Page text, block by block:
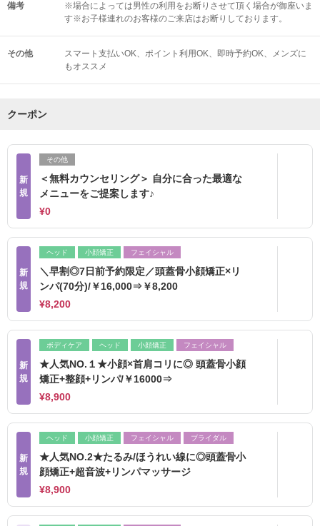
備考
※場合によっては男性の利用をお断りさせて頂く場合が御座いま
す※お子様連れのお客様のご来店はお断りしております。
その他 スマート支払いOK ポイント利用OK 即時予約OK
メンズに
もオススメ
クーポン
新
規
その他
＜無料カウンセリング＞ 自分に合った最適な
メニューをご提案します♪
¥0
新
規
ヘッド 小顔矯正 フェイシャル
＼早割◎7日前予約限定／頭蓋骨小顔矯正×リ
ンパ(70分)/￥16,000⇒￥8,200
¥8,200
新
規
ボディケア ヘッド 小顔矯正 フェイシャル
★人気NO.１★小顔×首肩コリに◎ 頭蓋骨小顔
矯正+整顔+リンパ/￥16000⇒
¥8,900
新
規
ヘッド 小顔矯正 フェイシャル ブライダル
★人気NO.2★たるみ/ほうれい線に◎頭蓋骨小
顔矯正+超音波+リンパマッサージ
¥8,900